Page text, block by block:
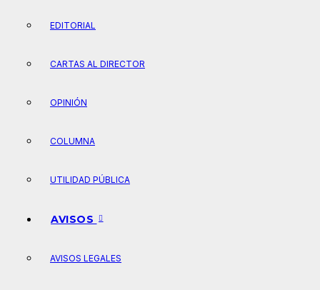
EDITORIAL
CARTAS AL DIRECTOR
OPINIÓN
COLUMNA
UTILIDAD PÚBLICA
AVISOS
AVISOS LEGALES